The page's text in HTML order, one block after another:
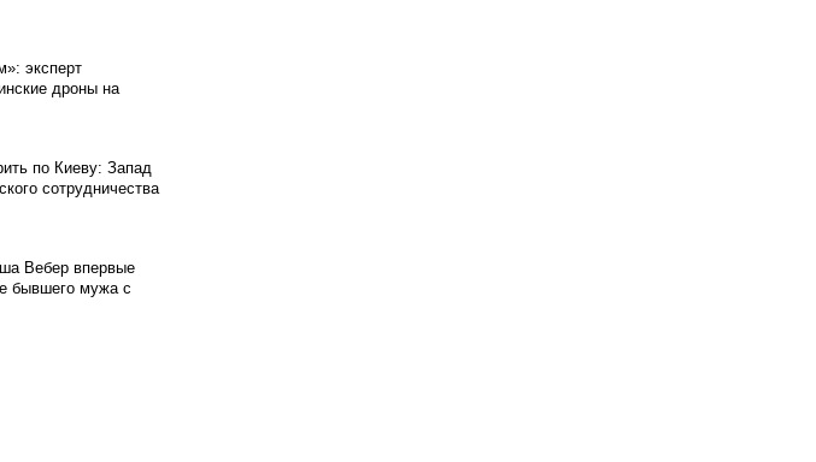
эксперт
дроны на
по Киеву: Запад
сотрудничества
Вебер впервые
бывшего мужа с